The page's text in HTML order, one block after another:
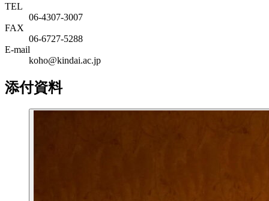
TEL
06‐4307‐3007
FAX
06‐6727‐5288
E-mail
koho@kindai.ac.jp
添付資料